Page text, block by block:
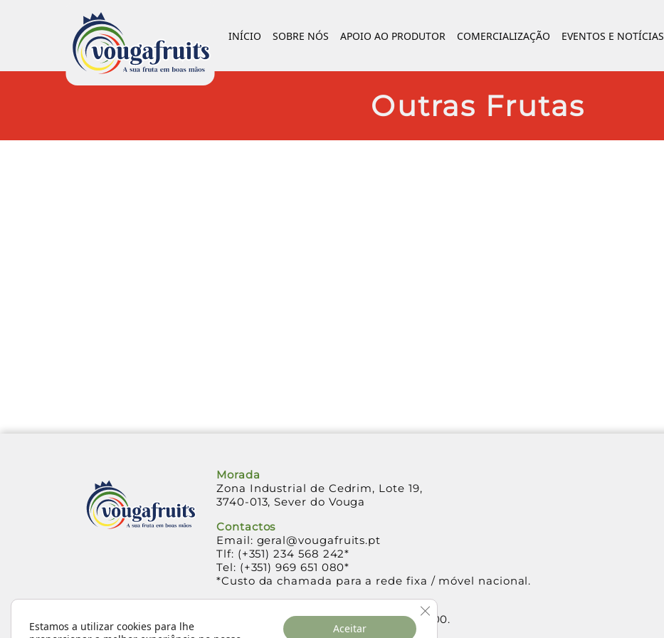
INÍCIO SOBRE NÓS APOIO AO PRODUTOR COMERCIALIZAÇÃO EVENTOS E NOTÍCIAS
Outras Frutas
Morada
Zona Industrial de Cedrim, Lote 19,
3740-013, Sever do Vouga
Contactos
Email: geral@vougafruits.pt
Tlf: (+351) 234 568 242*
Tel: (+351) 969 651 080*
*Custo da chamada para a rede fixa / móvel nacional.
De segunda a sexta, das 9h00 às 18h00.
Estamos a utilizar cookies para lhe
Aceitar
Fechar GDPR Cookie Banner